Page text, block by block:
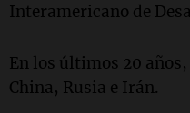
Interamericano de
En los últimos 20
China, Rusia e Irán.